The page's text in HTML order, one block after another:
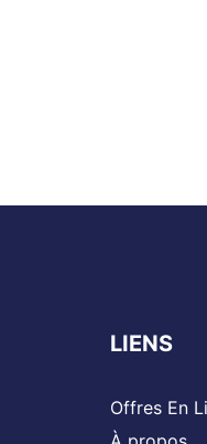
LIENS
Offres En